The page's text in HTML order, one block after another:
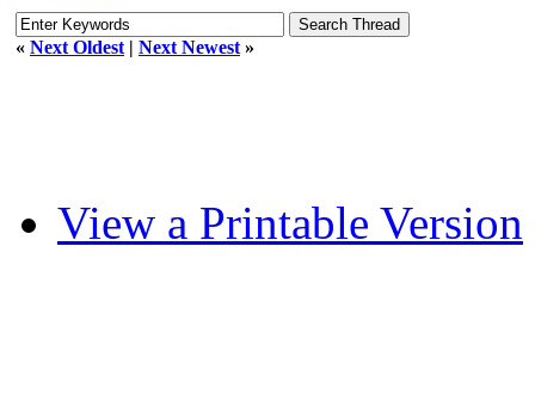
« Next Oldest | Next Newest »
View a Printable Version